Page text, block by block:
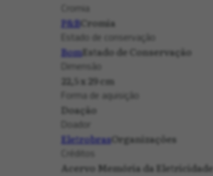
Cromia
P&BCromia
Estado de conservação
BomEstado de Conservação
Dimensão
22,5 x 29 cm
Forma de aquisição
Doação
Doador
EletrobrasOrganizações
Créditos
Acervo Memória da Eletricidade